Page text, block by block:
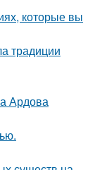
которые вы
традиции
Ардова